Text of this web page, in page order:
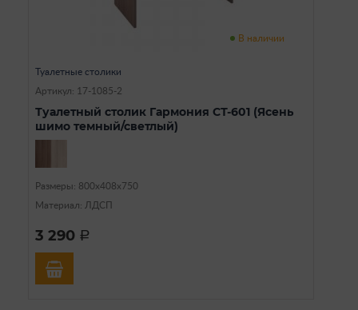
В наличии
Туалетные столики
Артикул: 17-1085-2
Туалетный столик Гармония СТ-601 (Ясень
шимо темный/светлый)
Размеры: 800х408х750
Материал: ЛДСП
3 290 a